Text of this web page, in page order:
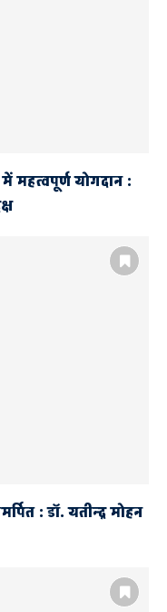
में महत्वपूर्ण योगदान :
: डॉ. यतीन्द्र मोहन